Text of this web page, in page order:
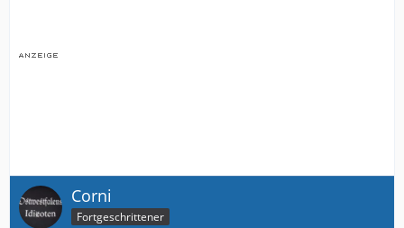
Corni
Fortgeschrittener